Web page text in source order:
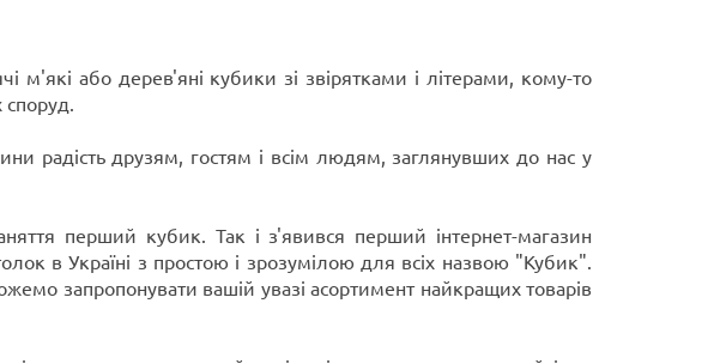
м'які або дерев'яні кубики зі звірятками і літерами, кому-то
споруд.
радість друзям, гостям і всім людям, заглянувших до нас у
перший кубик. Так і з'явився перший інтернет-магазин
в Україні з простою і зрозумілою для всіх назвою "Кубик".
запропонувати вашій увазі асортимент найкращих товарів